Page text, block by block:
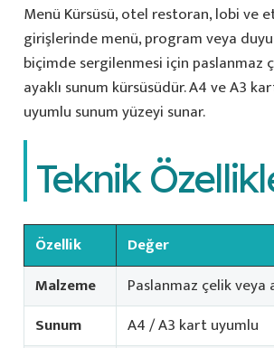
Menü Kürsüsü, otel restoran, lobi ve
girişlerinde menü, program veya
biçimde sergilenmesi için paslanmaz
ayaklı sunum kürsüsüdür. A4 ve A3
uyumlu sunum yüzeyi sunar.
Teknik
Özellik
Değer
Malzeme
Paslanmaz çelik veya
Sunum
A4 / A3 kart uyumlu